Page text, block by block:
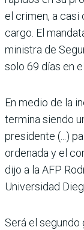
el crimen, a casi
cargo. El
ministra de
solo 69 días en
En medio de la
termina siendo
presidente (...)
ordenada y el
dijo a la AFP
Universidad
Será el segundo